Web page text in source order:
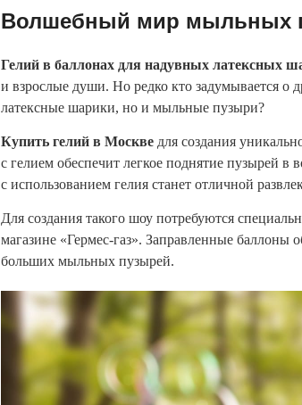
Волшебный мир мыльных
Гелий в баллонах для надувных латексных
и взрослые души. Но редко кто задумывается о
латексные шарики, но и мыльные пузыри?
Купить гелий в Москве для создания
с гелием обеспечит легкое поднятие пузырей
с использованием гелия станет отличной
Для создания такого шоу потребуются
магазине «Гермес-газ». Заправленные
больших мыльных пузырей.